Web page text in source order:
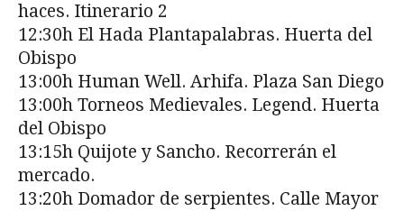
haces. Itinerario 2
12:30h El Hada Plantapalabras. Huerta del
Obispo
13:00h Human Well. Arhifa. Plaza San Diego
13:00h Torneos Medievales. Legend. Huerta
del Obispo
13:15h Quijote y Sancho. Recorrerán el
mercado.
13:20h Domador de serpientes. Calle Mayor